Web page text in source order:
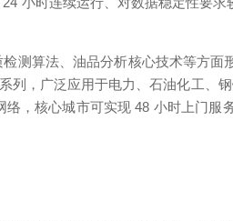
测算法、油品分析核心技术等方
列，广泛应用于电力、石油化工、
，核心城市可实现 48 小时上门